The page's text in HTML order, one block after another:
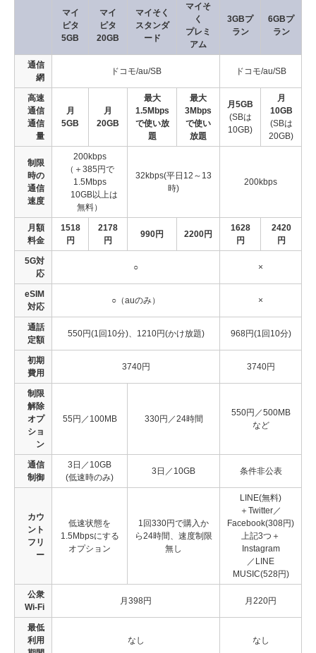
マイ
ピタ
5GB
マイ
ピタ
20GB
マイそく
スタンダ
ード
マイそ
く
プレミ
アム
3GBプ
ラン
6GBプ
ラン
通信
網
ドコモ/au/SB ドコモ/au/SB
高速
通信
通信
量
月
5GB
月
20GB
最大
1.5Mbps
で使い放
題
最大
3Mbps
で使い
放題
月5GB
(SBは
10GB)
月
10GB
(SBは
20GB)
制限
時の
通信
速度
200kbps
（＋385円で
1.5Mbps
10GB以上は
無料）
32kbps(平日12～13
時)
200kbps
月額
料金
1518
円
2178
円
990円 2200円
1628
円
2420
円
5G対
応
○ ×
eSIM
対応
○（auのみ） ×
通話
定額
550円(1回10分)、1210円(かけ放題) 968円(1回10分)
初期
費用
3740円 3740円
制限
解除
オプ
ショ
ン
55円／100MB 330円／24時間
550円／500MB
など
通信
制御
3日／10GB
(低速時のみ)
3日／10GB 条件非公表
カウ
ント
フリ
ー
低速状態を
1.5Mbpsにする
オプション
1回330円で購入か
ら24時間、速度制限
無し
LINE(無料)
＋Twitter／
Facebook(308円)
上記3つ＋
Instagram
／LINE
MUSIC(528円)
公衆
Wi-Fi
月398円 月220円
最低
利用
なし なし